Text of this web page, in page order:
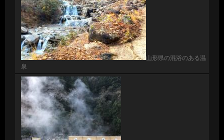
山形県の混浴のある温
泉